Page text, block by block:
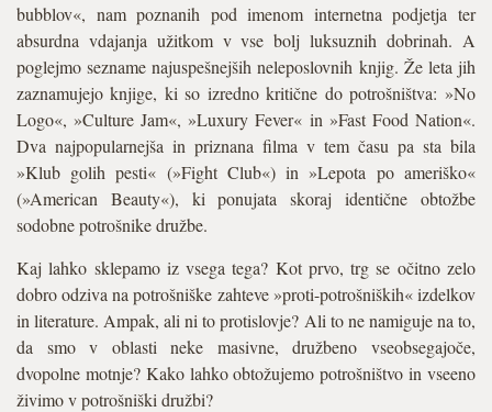
bubblov«, nam poznanih pod imenom internetna podjetja ter
absurdna vdajanja užitkom v vse bolj luksuznih dobrinah. A
poglejmo sezname najuspešnejših neleposlovnih knjig. Že leta jih
zaznamujejo knjige, ki so izredno kritične do potrošništva: »No
Logo«, »Culture Jam«, »Luxury Fever« in »Fast Food Nation«.
Dva najpopularnejša in priznana filma v tem času pa sta bila
»Klub golih pesti« (»Fight Club«) in »Lepota po ameriško«
(»American Beauty«), ki ponujata skoraj identične obtožbe
sodobne potrošnike družbe.
Kaj lahko sklepamo iz vsega tega? Kot prvo, trg se očitno zelo
dobro odziva na potrošniške zahteve »proti-potrošniških« izdelkov
in literature. Ampak, ali ni to protislovje? Ali to ne namiguje na to,
da smo v oblasti neke masivne, družbeno vseobsegajoče,
dvopolne motnje? Kako lahko obtožujemo potrošništvo in vseeno
živimo v potrošniški družbi?